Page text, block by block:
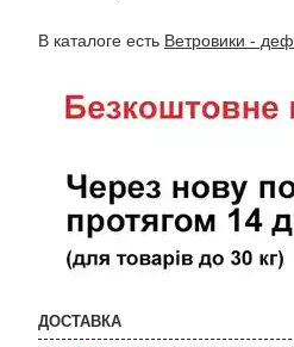
В каталоге есть Ветровики -
ДОСТАВКА